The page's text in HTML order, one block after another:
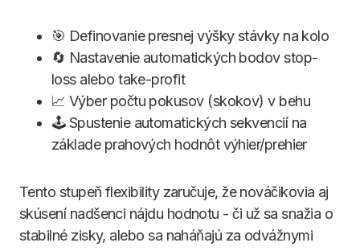
🎯 Definovanie presnej výšky stávky na kolo
🔄 Nastavenie automatických bodov stop-
loss alebo take-profit
📈 Výber počtu pokusov (skokov) v behu
🕹️ Spustenie automatických sekvencií na
základe prahových hodnôt výhier/prehier
Tento stupeň flexibility zaručuje, že nováčikovia aj
skúsení nadšenci nájdu hodnotu - či už sa snažia o
stabilné zisky, alebo sa naháňajú za odvážnymi